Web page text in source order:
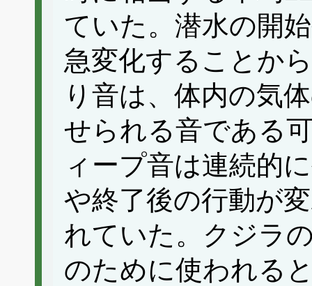
ていた。潜水の開
急変化することか
り音は、体内の気
せられる音である
ィープ音は連続的
や終了後の行動が
れていた。クジラ
のために使われる